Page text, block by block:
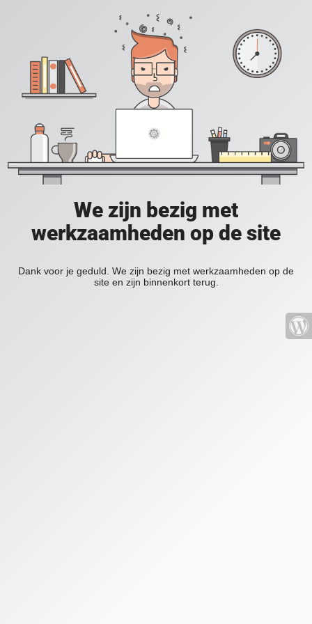
We zijn bezig met
werkzaamheden op de site
Dank voor je geduld. We zijn bezig met werkzaamheden op de
site en zijn binnenkort terug.